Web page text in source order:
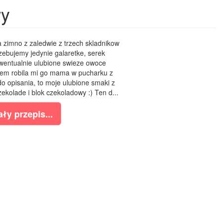
z zaledwie z trzech skladnikow
jedynie galaretke, serek
ulubione swieze owoce
robila mi go mama w pucharku z
opisania, to moje ulubione smaki z
i blok czekoladowy :) Ten d...
przepis...